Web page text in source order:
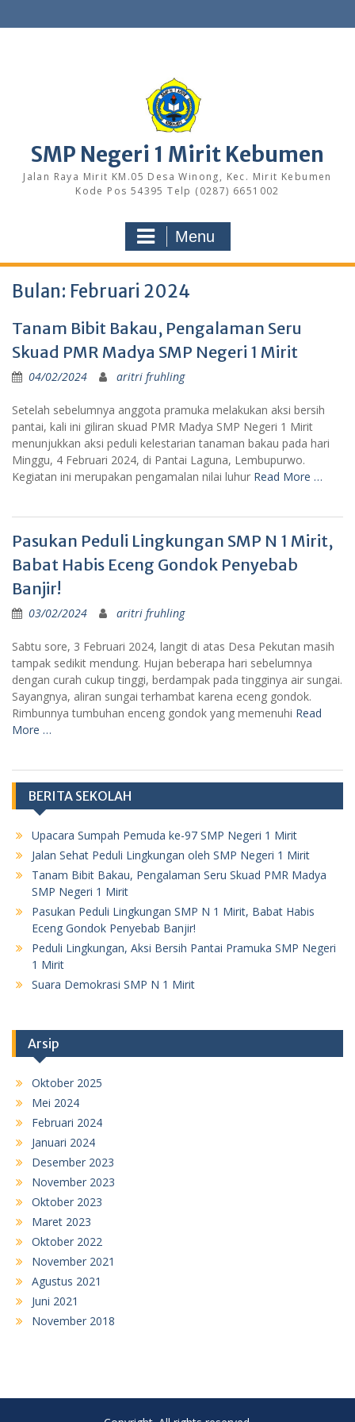
k
SMP Negeri 1 Mirit Kebumen
Jalan Raya Mirit KM.05 Desa Winong, Kec. Mirit Kebumen
Kode Pos 54395 Telp (0287) 6651002
Menu
Bulan: Februari 2024
Tanam Bibit Bakau, Pengalaman Seru
Skuad PMR Madya SMP Negeri 1 Mirit
04/02/2024 aritri fruhling
Setelah sebelumnya anggota pramuka melakukan aksi bersih
pantai, kali ini giliran skuad PMR Madya SMP Negeri 1 Mirit
menunjukkan aksi peduli kelestarian tanaman bakau pada hari
Minggu, 4 Februari 2024, di Pantai Laguna, Lembupurwo.
Kegiatan ini merupakan pengamalan nilai luhur Read More …
Pasukan Peduli Lingkungan SMP N 1 Mirit,
Babat Habis Eceng Gondok Penyebab
Banjir!
03/02/2024 aritri fruhling
Sabtu sore, 3 Februari 2024, langit di atas Desa Pekutan masih
tampak sedikit mendung. Hujan beberapa hari sebelumnya
dengan curah cukup tinggi, berdampak pada tingginya air sungai.
Sayangnya, aliran sungai terhambat karena eceng gondok.
Rimbunnya tumbuhan enceng gondok yang memenuhi Read
More …
BERITA SEKOLAH
Upacara Sumpah Pemuda ke-97 SMP Negeri 1 Mirit
Jalan Sehat Peduli Lingkungan oleh SMP Negeri 1 Mirit
Tanam Bibit Bakau, Pengalaman Seru Skuad PMR Madya
SMP Negeri 1 Mirit
Pasukan Peduli Lingkungan SMP N 1 Mirit, Babat Habis
Eceng Gondok Penyebab Banjir!
Peduli Lingkungan, Aksi Bersih Pantai Pramuka SMP Negeri
1 Mirit
Suara Demokrasi SMP N 1 Mirit
Arsip
Oktober 2025
Mei 2024
Februari 2024
Januari 2024
Desember 2023
November 2023
Oktober 2023
Maret 2023
Oktober 2022
November 2021
Agustus 2021
Juni 2021
November 2018